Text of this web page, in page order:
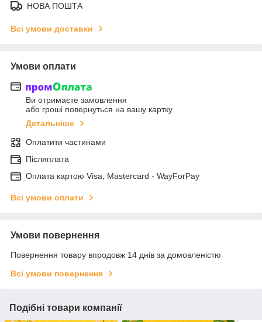
НОВА ПОШТА
Всі умови доставки
Умови оплати
Ви отримаєте замовлення
або гроші повернуться на вашу картку
Детальніше
Оплатити частинами
Післяплата
Оплата картою Visa, Mastercard - WayForPay
Всі умови оплати
Умови повернення
Повернення товару впродовж 14 днів за домовленістю
Всі умови повернення
Подібні товари компанії